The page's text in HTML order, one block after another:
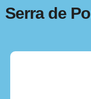
Serra de